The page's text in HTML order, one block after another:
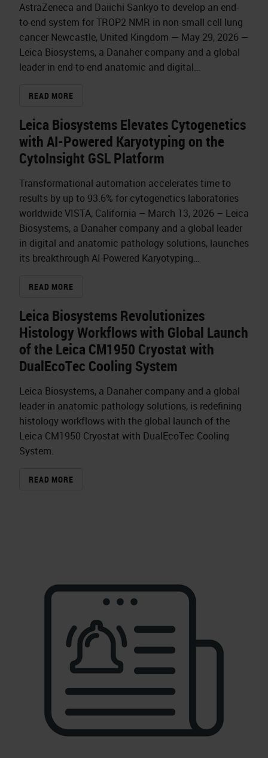
AstraZeneca and Daiichi Sankyo to develop an end-
to-end system for TROP2 NMR in non-small cell lung
cancer Newcastle, United Kingdom — May 29, 2026 —
Leica Biosystems, a Danaher company and a global
leader in end-to-end anatomic and digital…
READ MORE
Leica Biosystems Elevates Cytogenetics
with AI-Powered Karyotyping on the
CytoInsight GSL Platform
Transformational automation accelerates time to
results by up to 93.6% for cytogenetics laboratories
worldwide VISTA, California – March 13, 2026 – Leica
Biosystems, a Danaher company and a global leader
in digital and anatomic pathology solutions, launches
its breakthrough AI-Powered Karyotyping…
READ MORE
Leica Biosystems Revolutionizes
Histology Workflows with Global Launch
of the Leica CM1950 Cryostat with
DualEcoTec Cooling System
Leica Biosystems, a Danaher company and a global
leader in anatomic pathology solutions, is redefining
histology workflows with the global launch of the
Leica CM1950 Cryostat with DualEcoTec Cooling
System.
READ MORE